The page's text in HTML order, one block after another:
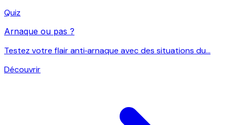
Quiz
Arnaque ou pas ?
Testez votre flair anti‑arnaque avec des situations du...
Découvrir